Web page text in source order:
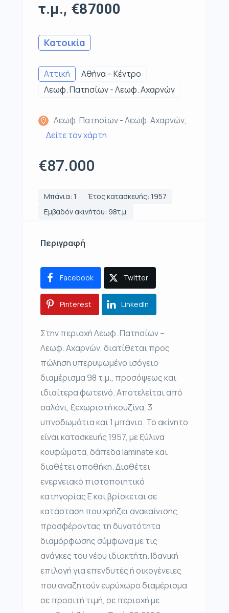
τ.μ., €87000
Κατοικία
Αττική
Αθήνα – Κέντρο
Λεωφ. Πατησίων - Λεωφ. Αχαρνών
Λεωφ. Πατησίων - Λεωφ. Αχαρνών,
Δείτε τον χάρτη
€87.000
Μπάνια: 1
Έτος κατασκευής: 1957
Εμβαδόν ακινήτου: 98τ.μ.
Περιγραφή
Facebook Twitter
Pinterest LinkedIn
Στην περιοχή Λεωφ. Πατησίων –
Λεωφ. Αχαρνών, διατίθεται προς
πώληση υπερυψωμένο ισόγειο
διαμέρισμα 98 τ.μ., προσόψεως και
ιδιαίτερα φωτεινό. Αποτελείται από
σαλόνι, ξεχωριστή κουζίνα, 3
υπνοδωμάτια και 1 μπάνιο. Το ακίνητο
είναι κατασκευής 1957, με ξύλινα
κουφώματα, δάπεδα laminate και
διαθέτει αποθήκη. Διαθέτει
ενεργειακό πιστοποιητικό
κατηγορίας Ε και βρίσκεται σε
κατάσταση που χρήζει ανακαίνισης,
προσφέροντας τη δυνατότητα
διαμόρφωσης σύμφωνα με τις
ανάγκες του νέου ιδιοκτήτη. Ιδανική
επιλογή για επενδυτές ή οικογένειες
που αναζητούν ευρύχωρο διαμέρισμα
σε προσιτή τιμή, σε περιοχή με